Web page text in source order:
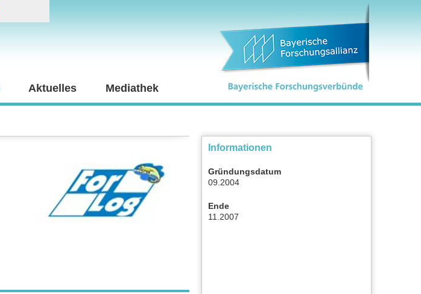
Aktuelles Mediathek
Informationen
Gründungsdatum
09.2004
Ende
11.2007